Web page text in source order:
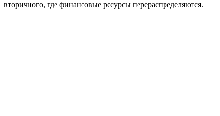
вторичного, где финансовые ресурсы перераспределяются.